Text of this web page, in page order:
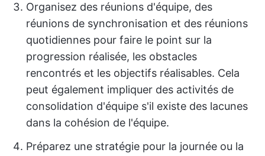
Organisez des réunions d'équipe, des
réunions de synchronisation et des réunions
quotidiennes pour faire le point sur la
progression réalisée, les obstacles
rencontrés et les objectifs réalisables. Cela
peut également impliquer des activités de
consolidation d'équipe s'il existe des lacunes
dans la cohésion de l'équipe.
Préparez une stratégie pour la journée ou la